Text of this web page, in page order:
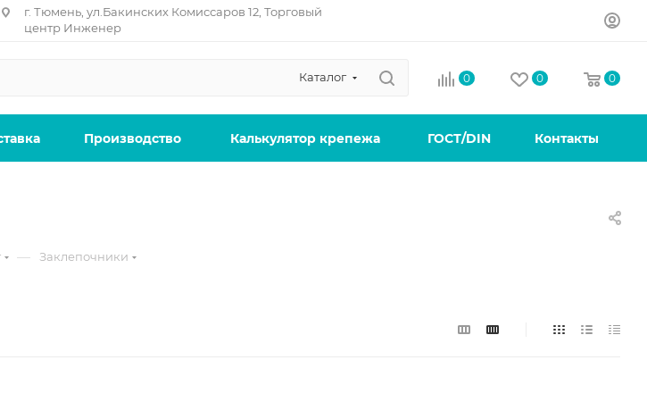
г. Тюмень, ул.Бакинских Комиссаров 12, Торговый
центр Инженер
Каталог 0 0 0
Производство Калькулятор крепежа ГОСТ/DIN Контакты
— Заклепочники